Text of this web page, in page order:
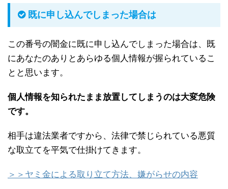
既に申し込んでしまった場合は
この番号の闇金に既に申し込んでしまった場合は、既
にあなたのありとあらゆる個人情報が握られているこ
とと思います。
個人情報を知られたまま放置してしまうのは大変危険
です。
相手は違法業者ですから、法律で禁じられている悪質
な取立てを平気で仕掛けてきます。
＞＞ヤミ金による取り立て方法、嫌がらせの内容